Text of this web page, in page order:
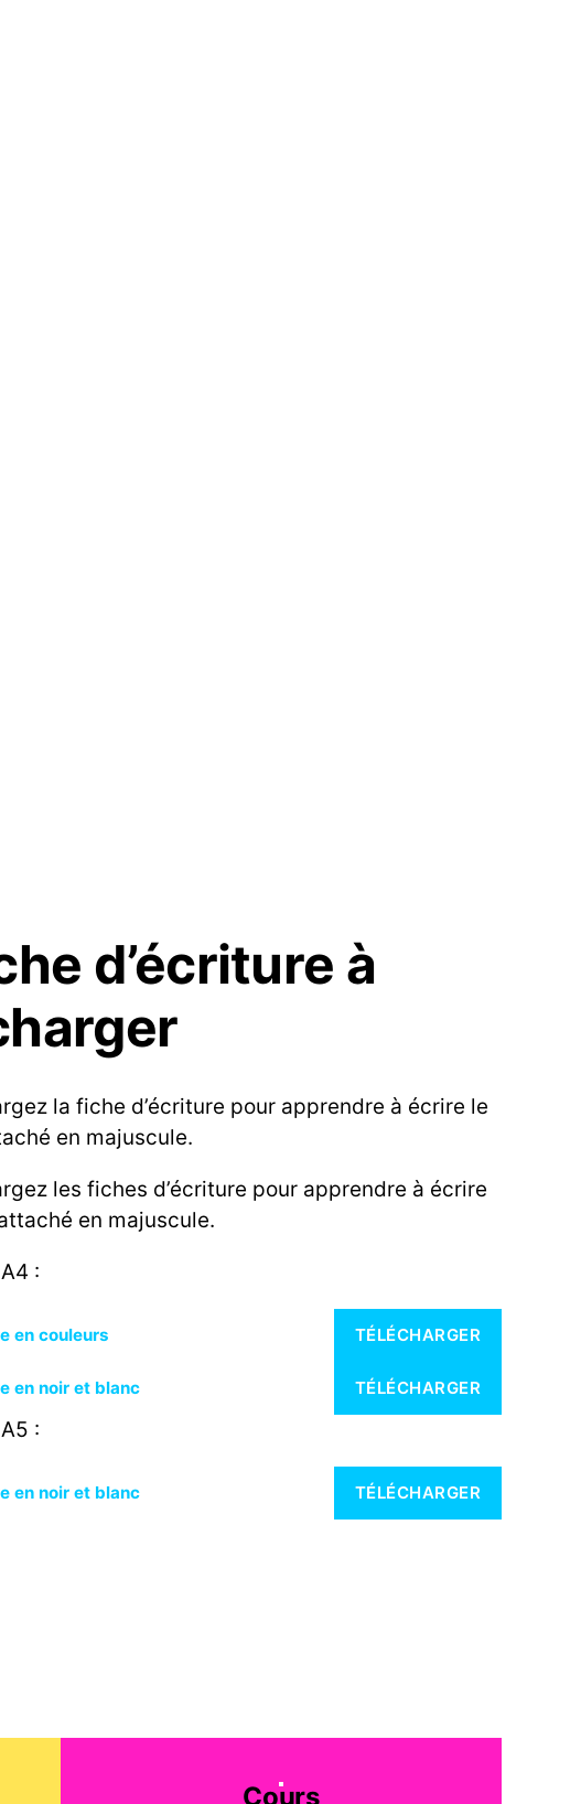
d’écriture à
la fiche d’écriture pour apprendre à écrire le
en majuscule.
les fiches d’écriture pour apprendre à écrire
en majuscule.
:
en couleurs TÉLÉCHARGER
en noir et blanc TÉLÉCHARGER
:
en noir et blanc TÉLÉCHARGER
Cours